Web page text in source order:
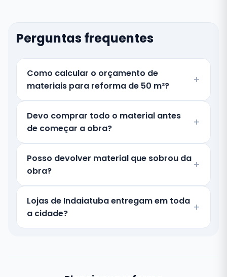
Perguntas frequentes
Como calcular o orçamento de
materiais para reforma de 50 m²?
Devo comprar todo o material antes
de começar a obra?
Posso devolver material que sobrou da
obra?
Lojas de Indaiatuba entregam em toda
a cidade?